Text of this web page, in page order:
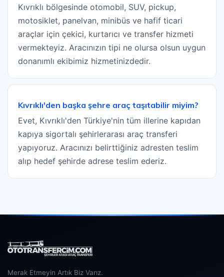
Kıvrıklı bölgesinde otomobil, SUV, pickup,
motosiklet, panelvan, minibüs ve hafif ticari
araçlar için çekici, kurtarıcı ve transfer hizmeti
vermekteyiz. Aracınızın tipi ne olursa olsun uygun
donanımlı ekibimiz hizmetinizdedir.
Kıvrıklı'den başka şehre araç taşıtabilir miyim?
Evet, Kıvrıklı'den Türkiye'nin tüm illerine kapıdan
kapıya sigortalı şehirlerarası araç transferi
yapıyoruz. Aracınızı belirttiğiniz adresten teslim
alıp hedef şehirde adrese teslim ederiz.
Merak Etmeyin Artık Biz Varız.